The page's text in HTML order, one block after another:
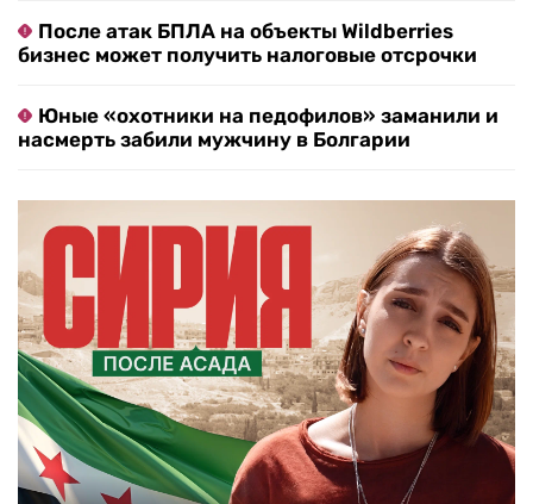
После атак БПЛА на объекты Wildberries
бизнес может получить налоговые отсрочки
Юные «охотники на педофилов» заманили и
насмерть забили мужчину в Болгарии